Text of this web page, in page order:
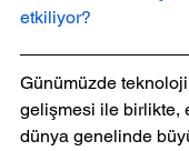
etkiliyor?
Günümüzde
gelişmesi ile birlikte,
dünya genelinde